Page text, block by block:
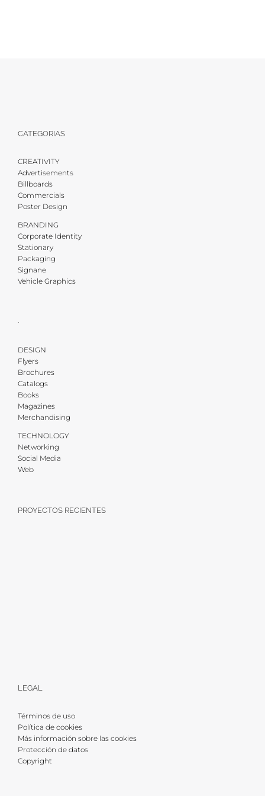
CATEGORIAS
CREATIVITY
Advertisements
Billboards
Commercials
Poster Design
BRANDING
Corporate Identity
Stationary
Packaging
Signane
Vehicle Graphics
·
DESIGN
Flyers
Brochures
Catalogs
Books
Magazines
Merchandising
TECHNOLOGY
Networking
Social Media
Web
PROYECTOS RECIENTES
LEGAL
Términos de uso
Política de cookies
Más información sobre las cookies
Protección de datos
Copyright